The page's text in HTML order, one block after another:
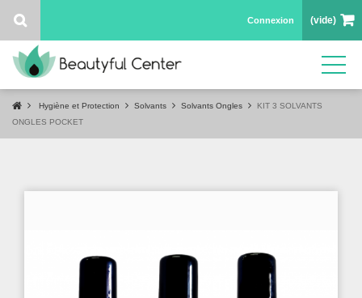
Connexion (vide)
Hygiène et Protection Solvants Solvants Ongles
KIT 3 SOLVANTS
ONGLES POCKET